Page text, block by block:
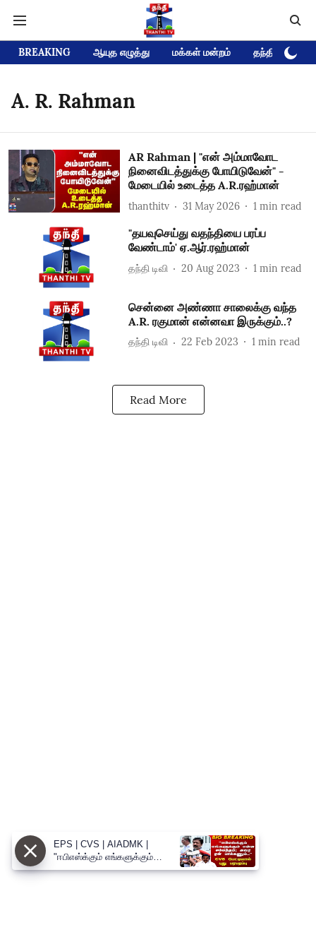
BREAKING ஆயுத எழுத்து மக்கள் மன்றம் தந்தி டிவி
A. R. Rahman
AR Rahman | "என் அம்மாவோட
நினைவிடத்துக்கு போயிடுவேன்" -
மேடையில் உடைத்த A.R.ரஹ்மான்
thanthitv 31 May 2026 1 min read
"தயவுசெய்து வதந்தியை பரப்ப
வேண்டாம்' ஏ.ஆர்.ரஹ்மான்
தந்தி டிவி 20 Aug 2023 1 min read
சென்னை அண்ணா சாலைக்கு வந்த
A.R. ரகுமான் என்னவா இருக்கும்..?
தந்தி டிவி 22 Feb 2023 1 min read
Read More
EPS | CVS | AIADMK |
"ஈபிஎஸ்க்கும் எங்களுக்கும்
என்ன சம்மந்தம்; அவர ஏன்